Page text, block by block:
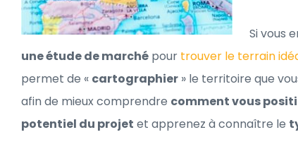
Si vous
une étude de marché pour trouver le terrain
permet de « cartographier » le territoire que
afin de mieux comprendre comment vous
potentiel du projet et apprenez à connaître le